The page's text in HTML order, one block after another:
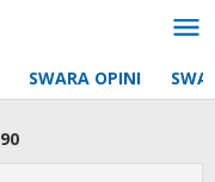
SWARA OPINI